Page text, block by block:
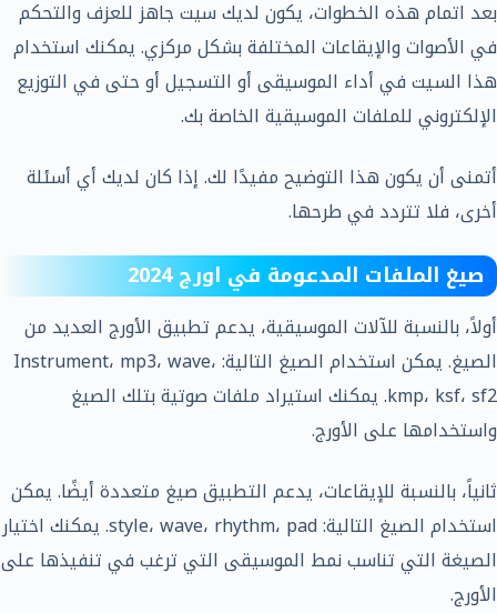
بعد اتمام هذه الخطوات، يكون لديك سيت جاهز للعزف والتحكم
في الأصوات والإيقاعات المختلفة بشكل مركزي. يمكنك استخدام
هذا السيت في أداء الموسيقى أو التسجيل أو حتى في التوزيع
الإلكتروني للملفات الموسيقية الخاصة بك.
أتمنى أن يكون هذا التوضيح مفيدًا لك. إذا كان لديك أي أسئلة
أخرى، فلا تتردد في طرحها.
صيغ الملفات المدعومة في اورج 2024
أولاً، بالنسبة للآلات الموسيقية، يدعم تطبيق الأورج العديد من
الصيغ. يمكن استخدام الصيغ التالية: Instrument، mp3، wave،
kmp، ksf، sf2. يمكنك استيراد ملفات صوتية بتلك الصيغ
واستخدامها على الأورج.
ثانياً، بالنسبة للإيقاعات، يدعم التطبيق صيغ متعددة أيضًا. يمكن
استخدام الصيغ التالية: style، wave، rhythm، pad. يمكنك اختيار
الصيغة التي تناسب نمط الموسيقى التي ترغب في تنفيذها على
الأورج.